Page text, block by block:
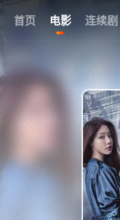
首页 电影 连续剧